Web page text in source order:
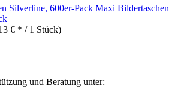
Maxi Bildertaschen
€ * / 1 Stück)
und Beratung unter: